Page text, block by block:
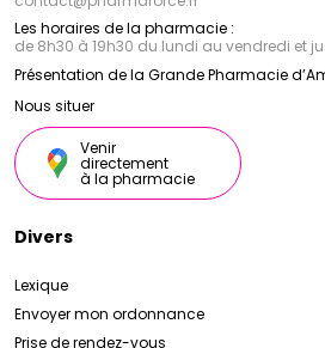
Les horaires de la pharmacie :
de 8h30 à 19h30 du lundi au vendredi et
Présentation de la Grande Pharmacie
Nous situer
Venir
directement
à la pharmacie
Divers
Lexique
Envoyer mon ordonnance
Prise de rendez-vous